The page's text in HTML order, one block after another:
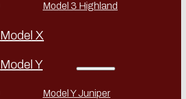
Model 3 Highland
Model X
Model Y
Model Y Juniper